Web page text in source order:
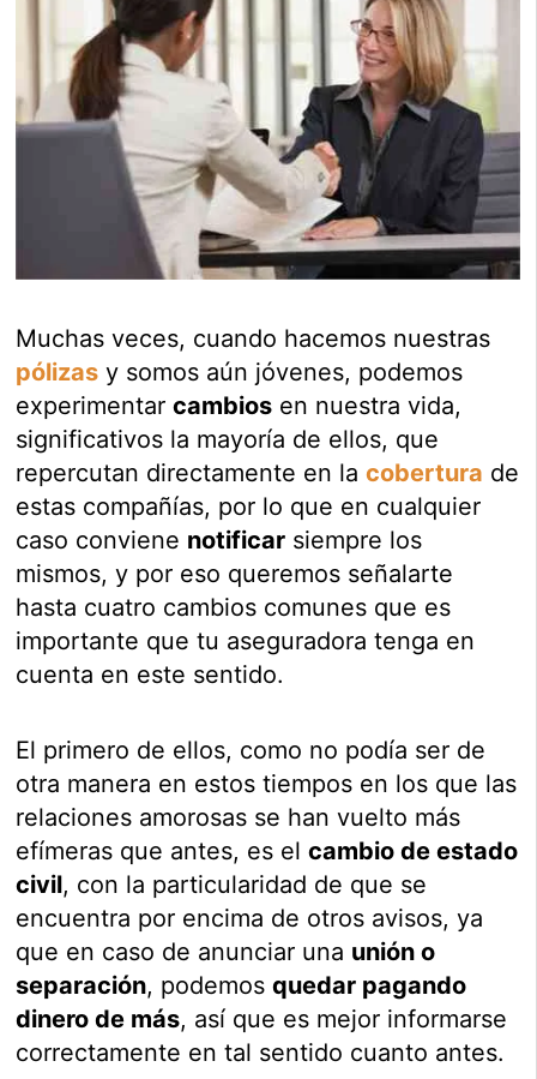
Muchas veces, cuando hacemos nuestras
pólizas y somos aún jóvenes, podemos
experimentarcambios en nuestra vida,
significativos la mayoría de ellos, que
repercutan directamente en lacobertura de
estas compañías, por lo que en cualquier
caso conviene notificar siempre los
mismos, y por eso queremos señalarte
hasta cuatro cambios comunes que es
importante que tu aseguradora tenga en
cuenta en este sentido.
El primero de ellos, como no podía ser de
otra manera en estos tiempos en los que las
relaciones amorosas se han vuelto más
efímeras que antes, es elcambio de estado
civil, con la particularidad de que se
encuentra por encima de otros avisos, ya
que en caso de anunciar una unión o
separación, podemosquedar pagando
dinero de más, así que es mejor informarse
correctamente en tal sentido cuanto antes.